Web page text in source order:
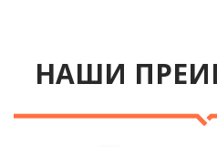
НАШИ